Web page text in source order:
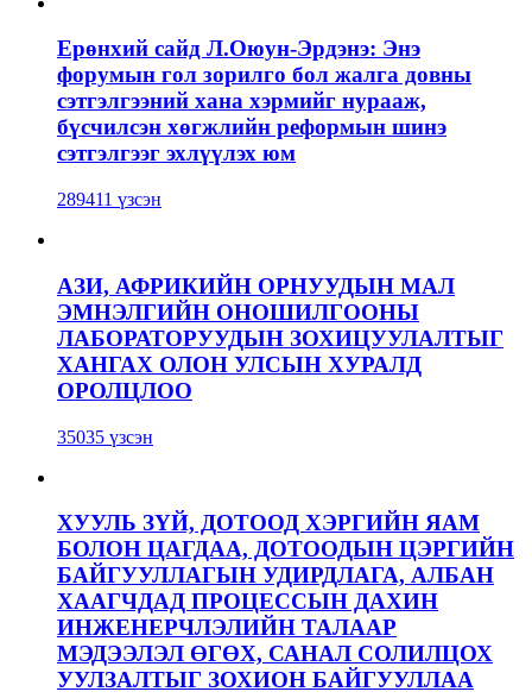
Ерөнхий сайд Л.Оюун-Эрдэнэ: Энэ
форумын гол зорилго бол жалга довны
сэтгэлгээний хана хэрмийг нурааж,
бүсчилсэн хөгжлийн реформын шинэ
сэтгэлгээг эхлүүлэх юм
289411 үзсэн
АЗИ, АФРИКИЙН ОРНУУДЫН МАЛ
ЭМНЭЛГИЙН ОНОШИЛГООНЫ
ЛАБОРАТОРУУДЫН ЗОХИЦУУЛАЛТЫГ
ХАНГАХ ОЛОН УЛСЫН ХУРАЛД
ОРОЛЦЛОО
35035 үзсэн
ХУУЛЬ ЗҮЙ, ДОТООД ХЭРГИЙН ЯАМ
БОЛОН ЦАГДАА, ДОТООДЫН ЦЭРГИЙН
БАЙГУУЛЛАГЫН УДИРДЛАГА, АЛБАН
ХААГЧДАД ПРОЦЕССЫН ДАХИН
ИНЖЕНЕРЧЛЭЛИЙН ТАЛААР
МЭДЭЭЛЭЛ ӨГӨХ, САНАЛ СОЛИЛЦОХ
УУЛЗАЛТЫГ ЗОХИОН БАЙГУУЛЛАА